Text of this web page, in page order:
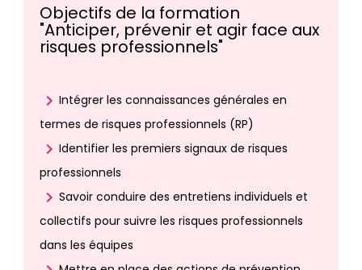
Objectifs de la formation
"Anticiper, prévenir et agir face aux
risques professionnels"
chevron_right Intégrer les connaissances générales en
termes de risques professionnels (RP)
chevron_right Identifier les premiers signaux de risques
professionnels
chevron_right Savoir conduire des entretiens individuels et
collectifs pour suivre les risques professionnels
dans les équipes